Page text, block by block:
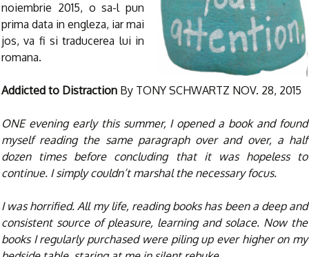
noiembrie 2015, o sa-l pun
prima data in engleza, iar mai
jos, va fi si traducerea lui in
romana.
Addicted to Distraction By TONY SCHWARTZ NOV. 28, 2015
ONE evening early this summer, I opened a book and found
myself reading the same paragraph over and over, a half
dozen times before concluding that it was hopeless to
continue. I simply couldn’t marshal the necessary focus.
I was horrified. All my life, reading books has been a deep and
consistent source of pleasure, learning and solace. Now the
books I regularly purchased were piling up ever higher on my